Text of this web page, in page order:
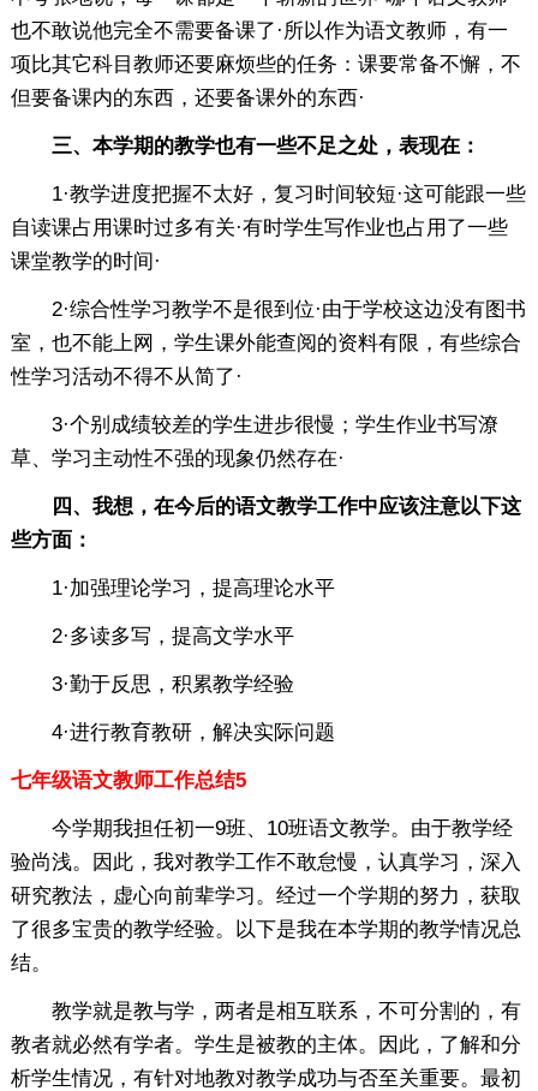
也不敢说他完全不需要备课了·所以作为语文教师，有一
项比其它科目教师还要麻烦些的任务：课要常备不懈，不
但要备课内的东西，还要备课外的东西·
三、本学期的教学也有一些不足之处，表现在：
1·教学进度把握不太好，复习时间较短·这可能跟一些
自读课占用课时过多有关·有时学生写作业也占用了一些
课堂教学的时间·
2·综合性学习教学不是很到位·由于学校这边没有图书
室，也不能上网，学生课外能查阅的资料有限，有些综合
性学习活动不得不从简了·
3·个别成绩较差的学生进步很慢；学生作业书写潦
草、学习主动性不强的现象仍然存在·
四、我想，在今后的语文教学工作中应该注意以下这
些方面：
1·加强理论学习，提高理论水平
2·多读多写，提高文学水平
3·勤于反思，积累教学经验
4·进行教育教研，解决实际问题
七年级语文教师工作总结5
今学期我担任初一9班、10班语文教学。由于教学经
验尚浅。因此，我对教学工作不敢怠慢，认真学习，深入
研究教法，虚心向前辈学习。经过一个学期的努力，获取
了很多宝贵的教学经验。以下是我在本学期的教学情况总
结。
教学就是教与学，两者是相互联系，不可分割的，有
教者就必然有学者。学生是被教的主体。因此，了解和分
析学生情况，有针对地教对教学成功与否至关重要。最初